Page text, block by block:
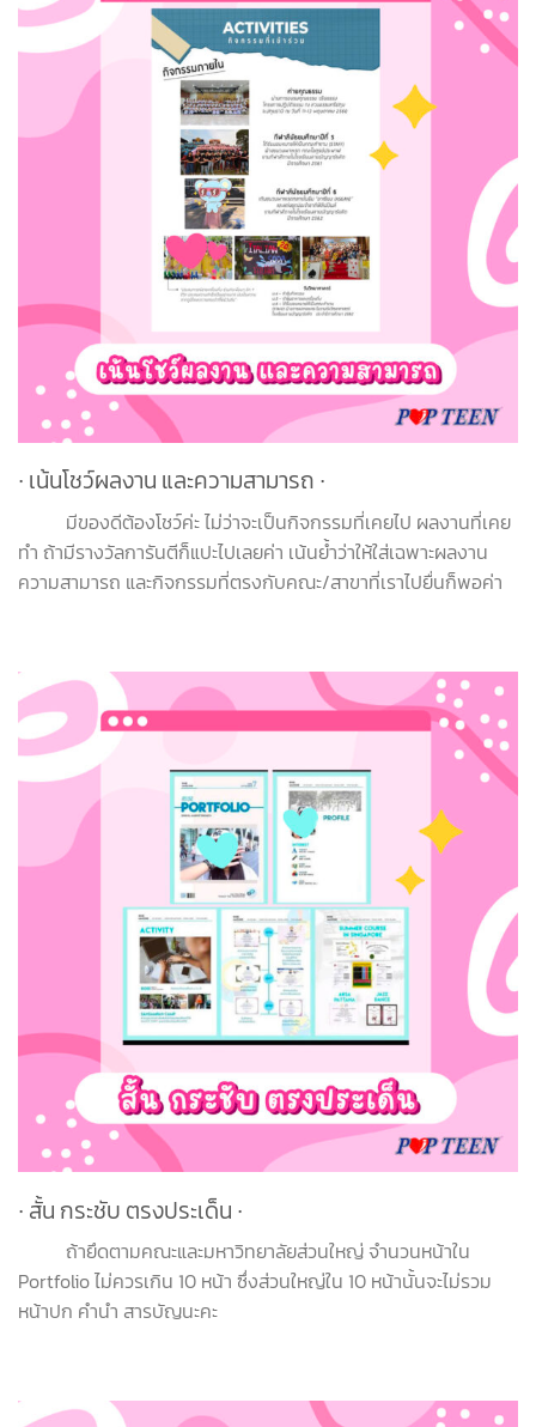
∙ เน้นโชว์ผลงาน และความสามารถ ∙
มีของดีต้องโชว์ค่ะ ไม่ว่าจะเป็นกิจกรรมที่เคยไป ผลงานที่เคย
ทำ ถ้ามีรางวัลการันตีก็แปะไปเลยค่า เน้นย้ำว่าให้ใส่เฉพาะผลงาน
ความสามารถ และกิจกรรมที่ตรงกับคณะ/สาขาที่เราไปยื่นก็พอค่า
∙ สั้น กระชับ ตรงประเด็น ∙
ถ้ายึดตามคณะและมหาวิทยาลัยส่วนใหญ่ จำนวนหน้าใน
Portfolio ไม่ควรเกิน 10 หน้า ซึ่งส่วนใหญ่ใน 10 หน้านั้นจะไม่รวม
หน้าปก คำนำ สารบัญนะคะ